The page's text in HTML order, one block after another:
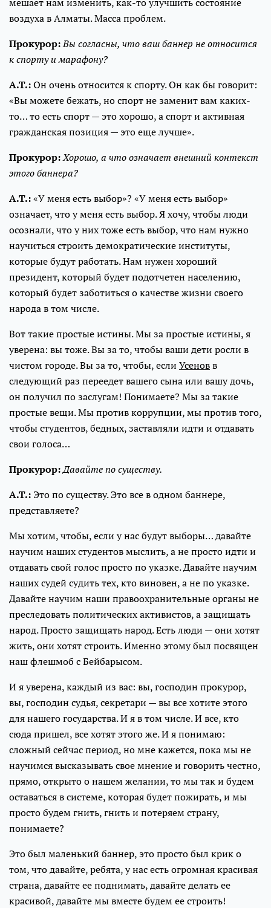
воздуха в Алматы. Масса проблем.
Прокурор:Вы согласны, что ваш баннер не относится
к спорту и марафону?
А.Т.:Он очень относится к спорту. Он как бы говорит:
«Вы можете бежать, но спорт не заменит вам каких-
то… то есть спорт — это хорошо, а спорт и активная
гражданская позиция — это еще лучше».
Прокурор:Хорошо, а что означает внешний контекст
этого баннера?
А.Т.:«У меня есть выбор»? «У меня есть выбор»
означает, что у меня есть выбор. Я хочу, чтобы люди
осознали, что у них тоже есть выбор, что нам нужно
научиться строить демократические институты,
которые будут работать. Нам нужен хороший
президент, который будет подотчетен населению,
который будет заботиться о качестве жизни своего
народа в том числе.
Вот такие простые истины. Мы за простые истины, я
уверена: вы тоже. Вы за то, чтобы ваши дети росли в
чистом городе. Вы за то, чтобы, если Усеновв
следующий раз переедет вашего сына или вашу дочь,
он получил по заслугам! Понимаете? Мы за такие
простые вещи. Мы против коррупции, мы против того,
чтобы студентов, бедных, заставляли идти и отдавать
свои голоса…
Прокурор:Давайте по существу.
А.Т.: Это по существу. Это все в одном баннере,
представляете?
Мы хотим, чтобы, если у нас будут выборы… давайте
научим наших студентов мыслить, а не просто идти и
отдавать свой голос просто по указке. Давайте научим
наших судей судить тех, кто виновен, а не по указке.
Давайте научим наши правоохранительные органы не
преследовать политических активистов, а защищать
народ. Просто защищать народ. Есть люди — они хотят
жить, они хотят строить. Именно этому был посвящен
наш флешмоб с Бейбарысом.
И я уверена, каждый из вас: вы, господин прокурор,
вы, господин судья, секретари — вы все хотите этого
для нашего государства. И я в том числе. И все, кто
сюда пришел, все хотят этого же. И я понимаю:
сложный сейчас период, но мне кажется, пока мы не
научимся высказывать свое мнение и говорить честно,
прямо, открыто о нашем желании, то мы так и будем
оставаться в системе, которая будет пожирать, и мы
просто будем гнить, гнить и потеряем страну,
понимаете?
Это был маленький баннер, это просто был крик о
том, что давайте, ребята, у нас есть огромная красивая
страна, давайте ее поднимать, давайте делать ее
красивой, давайте мы вместе будем ее строить!